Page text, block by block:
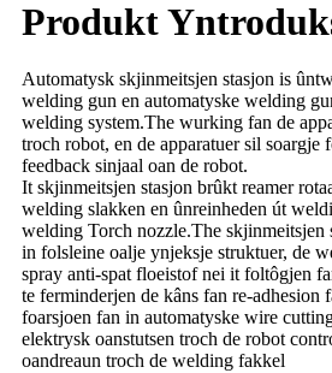
Produkt
Automatysk skjinmeitsjen stasjon is
welding gun en automatyske welding
welding system.The wurking fan de
troch robot, en de apparatuer sil soargje
feedback sinjaal oan de robot.
It skjinmeitsjen stasjon brûkt reamer
welding slakken en ûnreinheden út
welding Torch nozzle.The skjinmeitsjen
in folsleine oalje ynjeksje struktuer, de
spray anti-spat floeistof nei it foltôgjen
te ferminderjen de kâns fan re-adhesion
foarsjoen fan in automatyske wire
elektrysk oanstutsen troch de robot
oandreaun troch de welding fakkel